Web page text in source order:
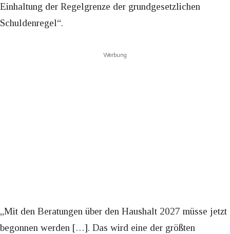
Einhaltung der Regelgrenze der grundgesetzlichen
Schuldenregel“.
Werbung
„Mit den Beratungen über den Haushalt 2027 müsse jetzt
begonnen werden […]. Das wird eine der größten